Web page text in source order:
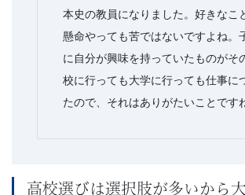
本史の教員になりました。好きなこ
懸命やっても苦ではないですよね。
に自分が興味を持っていたものがそ
校に行っても大学に行っても仕事に
たので、それはありがたいことです
高校選びは選択肢が多いから